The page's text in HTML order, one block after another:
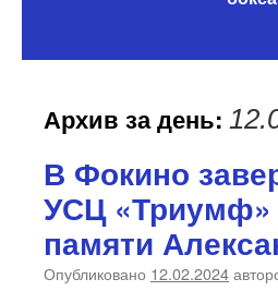
Архив за день:
В Фокино
УСЦ «Триумф»
памяти
Опубликовано 12.02.2024